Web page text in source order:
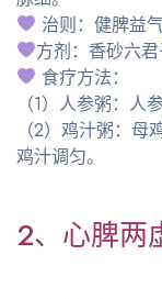
治则：健脾益气
方剂：香砂六君
食疗方法：
（1）人参粥：人
（2）鸡汁粥：
鸡汁调匀。
2、心脾两